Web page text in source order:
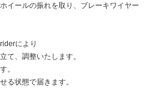
イールの振れを取り、ブレーキワイヤー
により
て、調整いたします。
。
る状態で届きます。